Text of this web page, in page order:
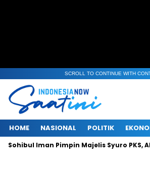
SCROLL TO CONTINUE WITH
HOME NASIONAL POLITIK
Iman Pimpin Majelis Syuro PKS, Al